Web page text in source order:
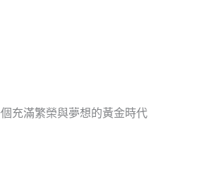
充滿繁榮與夢想的黃金時代